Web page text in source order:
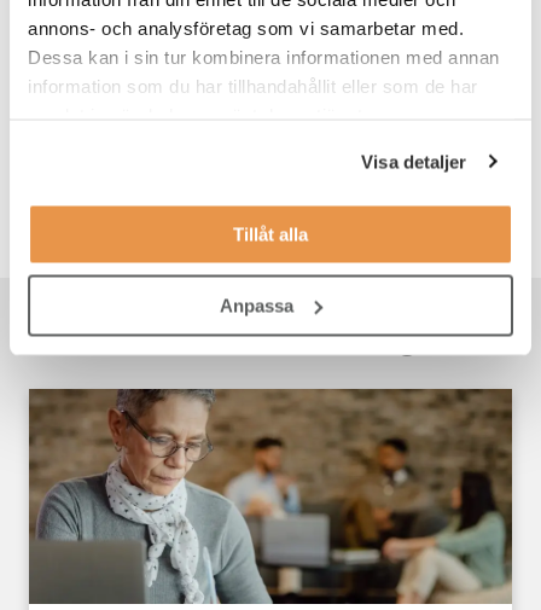
annons- och analysföretag som vi samarbetar med.
Dessa kan i sin tur kombinera informationen med annan
information som du har tillhandahållit eller som de har
Visa detaljer
Tillåt alla
Anpassa
TNG:s contentteam bidrar löpande med inlägg och
kortare nyheter kring TNG:s verksamhet. Teamet delar
Rekommenderat för dig